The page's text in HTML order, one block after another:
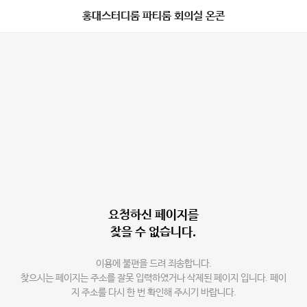
홍대스터디룸 파티룸 회의실 온콘
요청하신 페이지를
찾을 수 없습니다.
이용에 불편을 드려 죄송합니다.
찾으시는 페이지는 주소를 잘못 입력하였거나 삭제된 페이지 입니다. 페이
지 주소를 다시 한 번 확인해 주시기 바랍니다.